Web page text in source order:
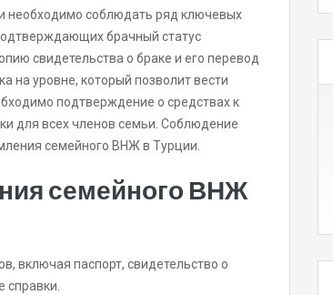
необходимо соблюдать ряд ключевых
брачный статус
свидетельства о браке и его перевод
на уровне, который позволит вести
подтверждение о средствах к
для всех членов семьи. Соблюдение
семейного ВНЖ в Турции.
семейного ВНЖ
включая паспорт, свидетельство о
справки.